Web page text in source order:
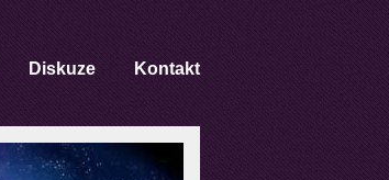
Diskuze Kontakt